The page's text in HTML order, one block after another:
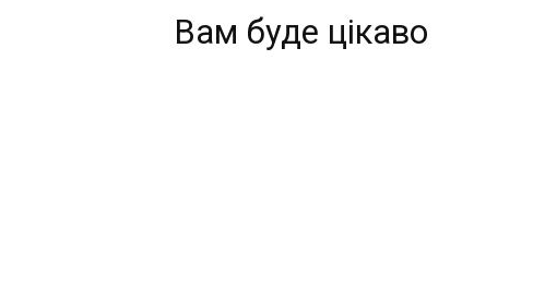
Вам буде цікаво